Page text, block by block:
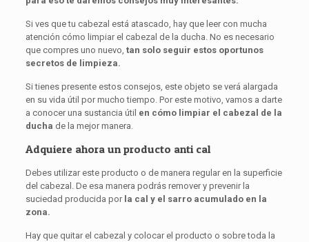
Si ves que tu cabezal está atascado, hay que leer con mucha
atención cómo limpiar el cabezal de la ducha. No es necesario
que compres uno nuevo, tan solo seguir estos oportunos
secretos de limpieza.
Si tienes presente estos consejos, este objeto se verá alargada
en su vida útil por mucho tiempo. Por este motivo, vamos a darte
a conocer una sustancia útil en cómo limpiar el cabezal de la
ducha de la mejor manera.
Adquiere ahora un producto anti cal
Debes utilizar este producto o de manera regular en la superficie
del cabezal. De esa manera podrás remover y prevenir la
suciedad producida porla cal y el sarro acumulado en la
zona.
Hay que quitar el cabezal y colocar el producto o sobre toda la